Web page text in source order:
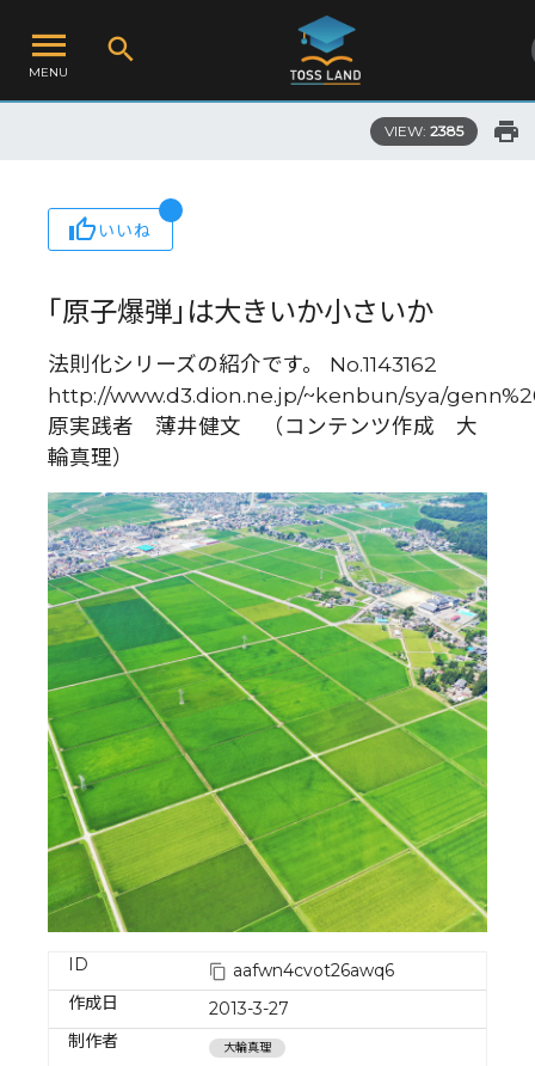
MENU
VIEW: 2385
いいね
｢原子爆弾｣は大きいか小さいか
法則化シリーズの紹介です。 No.1143162
http://www.d3.dion.ne.jp/~kenbun/sya/
原実践者 薄井健文 （コンテンツ作成 大
輪真理）
ID
aafwn4cvot26awq6
作成日
2013-3-27
制作者
大輪真理